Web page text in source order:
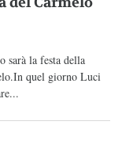
sarà la festa della
quel giorno Luci